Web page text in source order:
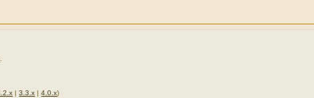
.
|3.3.x |4.0.x)